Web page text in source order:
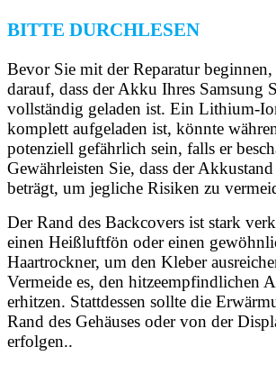
BITTE DURCHLESEN
Bevor Sie mit der Reparatur beginnen,
darauf, dass der Akku Ihres Samsung
vollständig geladen ist. Ein Lithium-
komplett aufgeladen ist, könnte
potenziell gefährlich sein, falls er
Gewährleisten Sie, dass der
beträgt, um jegliche Risiken zu
Der Rand des Backcovers ist stark
einen Heißluftfön oder einen
Haartrockner, um den Kleber
Vermeide es, den hitzeempfindlichen
erhitzen. Stattdessen sollte die
Rand des Gehäuses oder von der
erfolgen..